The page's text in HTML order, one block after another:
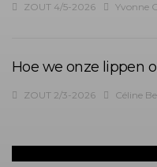
ZOUT 4/5-2026 Yvonne
Hoe we onze lippen
ZOUT 2/3-2026 Céline